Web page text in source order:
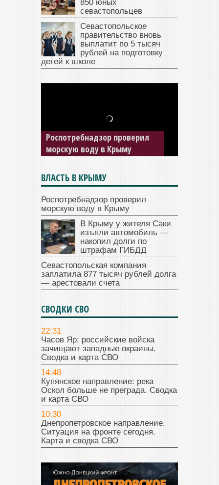
850 юных
севастопольцев
Севастопольское
правительство вновь
выплатит по 5 тысяч
рублей на подготовку
детей к школе
В Крыму у жителя Саки
изъяли автомобиль —
накопил долги по штрафам
ГИБДД
ВЛАСТЬ В КРЫМУ
Роспотребнадзор проверил
морскую воду в Крыму
В Крыму у жителя Саки
изъяли автомобиль —
накопил долги по
штрафам ГИБДД
Севастопольская компания
заплатила 877 тысяч рублей долга
— арестовали счета
СВОДКИ СВО
22:31
Часов Яр: российские войска
зачищают западные окраины.
Сводка и карта СВО
14:48
Купянское направление: река
Оскол больше не преграда. Сводка
и карта СВО
10:30
Днепропетровское направление.
Ситуация на фронте сегодня.
Карта и сводка СВО